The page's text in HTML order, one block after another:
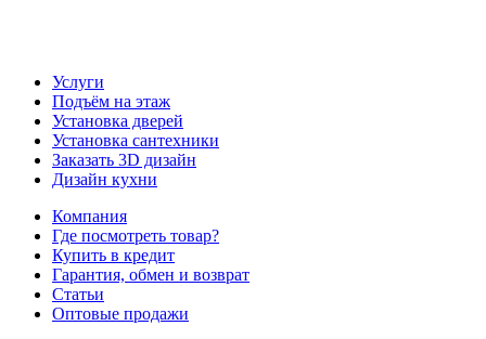
Услуги
Подъём на этаж
Установка дверей
Установка сантехники
Заказать 3D дизайн
Дизайн кухни
Компания
Где посмотреть товар?
Купить в кредит
Гарантия, обмен и возврат
Статьи
Оптовые продажи